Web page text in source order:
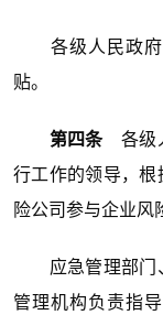
各级人民政府
贴。
第四条各级
行工作的领导，
险公司参与企业风
应急管理部门、
管理机构负责指